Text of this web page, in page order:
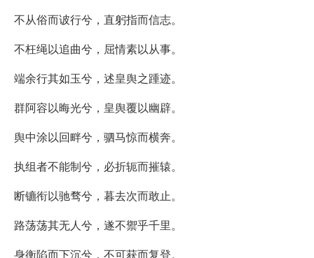
不从俗而诐行兮，直躬指而信志。
不枉绳以追曲兮，屈情素以从事。
端余行其如玉兮，述皇舆之踵迹。
群阿容以晦光兮，皇舆覆以幽辟。
舆中涂以回畔兮，驷马惊而横奔。
执组者不能制兮，必折轭而摧辕。
断镳衔以驰骛兮，暮去次而敢止。
路荡荡其无人兮，遂不禦乎千里。
身衡陷而下沉兮，不可获而复登。